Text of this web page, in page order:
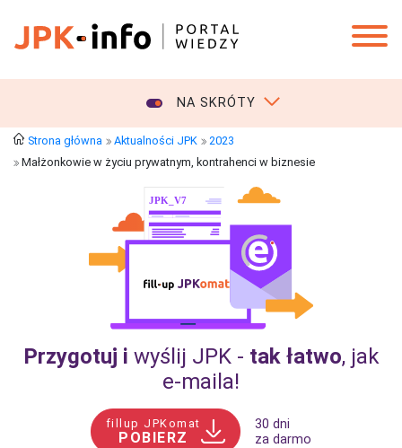
NA SKRÓTY
Strona główna Aktualności JPK
2023
Małżonkowie w życiu prywatnym, kontrahenci w biznesie
Przygotuj i wyślij JPK - tak łatwo, jak
e‑maila!
fillup JPKomat
POBIERZ
30 dni
za darmo